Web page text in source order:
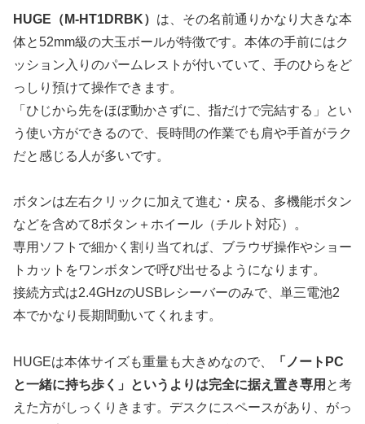
HUGE（M-HT1DRBK） は、その名前通りかなり大きな本
体と52mm級の大玉ボールが特徴です。本体の手前にはク
ッション入りのパームレストが付いていて、手のひらをど
っしり預けて操作できます。
「ひじから先をほぼ動かさずに、指だけで完結する」
とい
う使い方ができるので、長時間の作業でも肩や手首がラク
だと感じる人が多いです。
ボタンは左右クリックに加えて進む・戻る、多機能ボタン
などを含めて8ボタン＋ホイール（チルト対応）。
専用ソフトで細かく割り当てれば、ブラウザ操作やショー
トカットをワンボタンで呼び出せるようになります。
接続方式は2.4GHzのUSBレシーバーのみで、単三電池2
本でかなり長期間動いてくれます。
HUGEは本体サイズも重量も大きめなので、
「ノートPC
と一緒に持ち歩く」というよりは完全に据え置き専用 と考
えた方がしっくりきます。デスクにスペースがあり、がっ